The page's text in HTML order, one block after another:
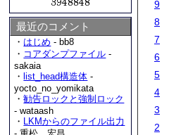
9
8
7
6
5
4
3
2
最近のコメント
・ はじめ - bb8
・ コアダンプファイル -
sakaia
・ list_head構造体 -
yocto_no_yomikata
・勧告ロックと強制ロック
- wataash
・ LKMからのファイル出力